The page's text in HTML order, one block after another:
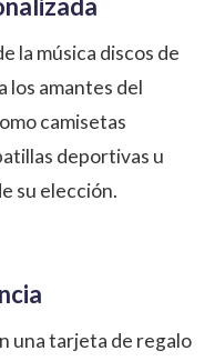
la música discos de
los amantes del
camisetas
deportivas u
su elección.
una tarjeta de regalo